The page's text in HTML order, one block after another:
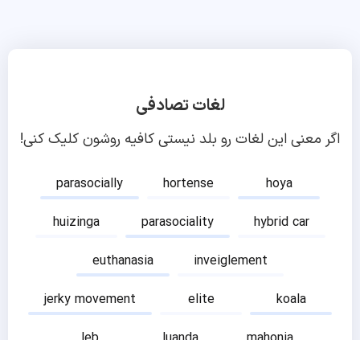
لغات تصادفی
اگر معنی این لغات رو بلد نیستی کافیه روشون کلیک کنی!
parasocially hortense
hoya
huizinga
parasociality
hybrid car
euthanasia
inveiglement
jerky movement
elite
koala